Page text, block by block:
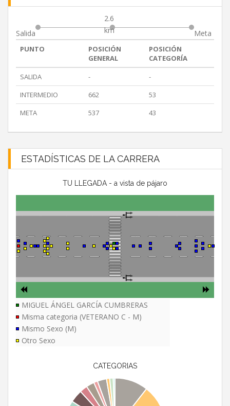
Salida
2.6
km
Meta
PUNTO
POSICIÓN
GENERAL
POSICIÓN
CATEGORÍA
SALIDA
-
-
INTERMEDIO
662
53
META
537 43
ESTADÍSTICAS DE LA CARRERA
TU LLEGADA - a vista de pájaro
MIGUEL ÁNGEL GARCÍA CUMBRERAS
Misma categoria (VETERANO C - M)
Mismo Sexo (M)
Otro Sexo
CATEGORIAS